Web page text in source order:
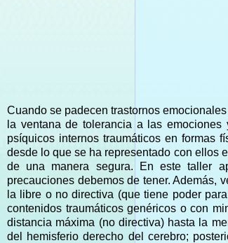
Cuando se padecen trastornos
la ventana de tolerancia a las
psíquicos internos traumáticos en formas
desde lo que se ha representado con ellos
de una manera segura. En este taller
precauciones debemos de tener. Además,
la libre o no directiva (que tiene poder
contenidos traumáticos genéricos o con
distancia máxima (no directiva) hasta la
del hemisferio derecho del cerebro;